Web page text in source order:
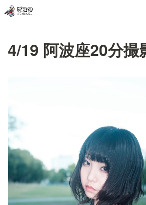
4/19 阿波座20分撮